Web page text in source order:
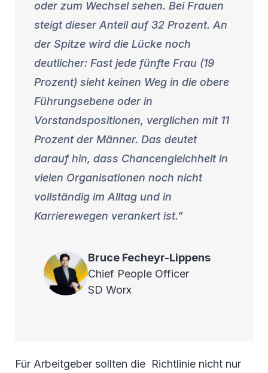
oder zum Wechsel sehen. Bei Frauen
steigt dieser Anteil auf 32 Prozent. An
der Spitze wird die Lücke noch
deutlicher: Fast jede fünfte Frau (19
Prozent) sieht keinen Weg in die obere
Führungsebene oder in
Vorstandspositionen, verglichen mit 11
Prozent der Männer. Das deutet
darauf hin, dass Chancengleichheit in
vielen Organisationen noch nicht
vollständig im Alltag und in
Karrierewegen verankert ist.
Bruce Fecheyr-Lippens
Chief People Officer
SD Worx
Für Arbeitgeber sollten die Richtlinie nicht nur